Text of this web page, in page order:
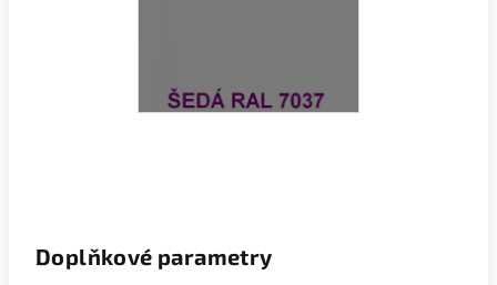
Doplňkové parametry